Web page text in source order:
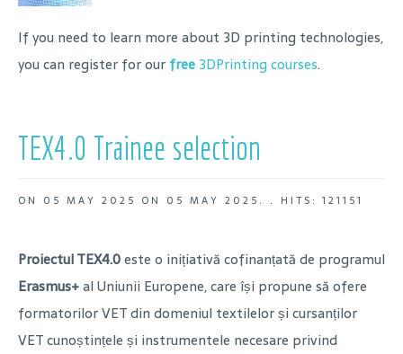
If you need to learn more about 3D printing technologies,
you can register for our free 3DPrinting courses.
TEX4.0 Trainee selection
ON 05 MAY 2025 ON 05 MAY 2025 . . HITS: 121151
Proiectul TEX4.0este o inițiativă cofinanțată de programul
Erasmus+al Uniunii Europene, care își propune să ofere
formatorilor VET din domeniul textilelor și cursanților
VET cunoștințele și instrumentele necesare privind